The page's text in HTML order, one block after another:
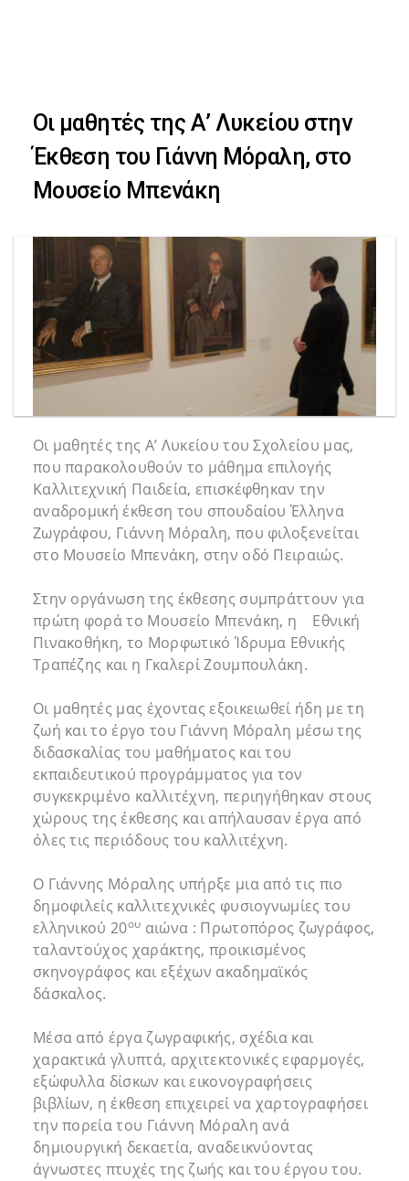
navigation
to
content
Οι μαθητές της Α’ Λυκείου στην
Έκθεση του Γιάννη Μόραλη, στο
Μουσείο Μπενάκη
Οι μαθητές της Α’ Λυκείου του Σχολείου μας,
που παρακολουθούν το μάθημα επιλογής
Καλλιτεχνική Παιδεία, επισκέφθηκαν την
αναδρομική έκθεση του σπουδαίου Έλληνα
Ζωγράφου, Γιάννη Μόραλη, που φιλοξενείται
στο Μουσείο Μπενάκη, στην οδό Πειραιώς.
Στην οργάνωση της έκθεσης συμπράττουν για
πρώτη φορά το Μουσείο Μπενάκη, η Εθνική
Πινακοθήκη, το Μορφωτικό Ίδρυμα Εθνικής
Τραπέζης και η Γκαλερί Ζουμπουλάκη.
Οι μαθητές μας έχοντας εξοικειωθεί ήδη με τη
ζωή και το έργο του Γιάννη Μόραλη μέσω της
διδασκαλίας του μαθήματος και του
εκπαιδευτικού προγράμματος για τον
συγκεκριμένο καλλιτέχνη, περιηγήθηκαν στους
χώρους της έκθεσης και απήλαυσαν έργα από
όλες τις περιόδους του καλλιτέχνη.
Ο Γιάννης Μόραλης υπήρξε μια από τις πιο
δημοφιλείς καλλιτεχνικές φυσιογνωμίες του
ελληνικού 20ου αιώνα : Πρωτοπόρος ζωγράφος,
ταλαντούχος χαράκτης, προικισμένος
σκηνογράφος και εξέχων ακαδημαϊκός
δάσκαλος.
Μέσα από έργα ζωγραφικής, σχέδια και
χαρακτικά γλυπτά, αρχιτεκτονικές εφαρμογές,
εξώφυλλα δίσκων και εικονογραφήσεις
βιβλίων, η έκθεση επιχειρεί να χαρτογραφήσει
την πορεία του Γιάννη Μόραλη ανά
δημιουργική δεκαετία, αναδεικνύοντας
άγνωστες πτυχές της ζωής και του έργου του.